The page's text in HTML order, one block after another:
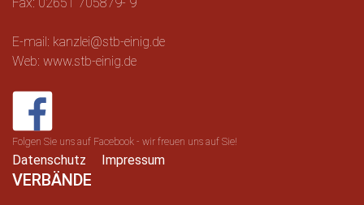
E-mail: kanzlei@stb-einig.de
Web: www.stb-einig.de
Folgen Sie uns auf Facebook - wir freuen uns auf Sie!
Datenschutz Impressum
VERBÄNDE